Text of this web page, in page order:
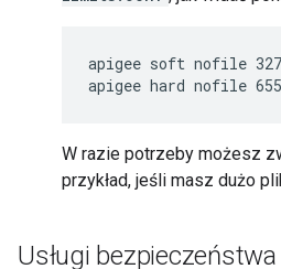
apigee soft nofile
apigee hard nofile
W razie potrzeby możesz
przykład, jeśli masz dużo
Usługi